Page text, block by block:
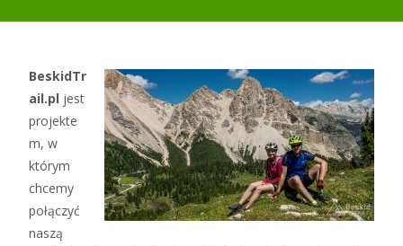
BeskidTr
ail.pl jest
projekte
m, w
którym
chcemy
połączyć
naszą